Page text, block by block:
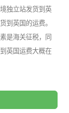
独立站发货到英
到英国的运费。
是海关征税，同
英国运费大概在